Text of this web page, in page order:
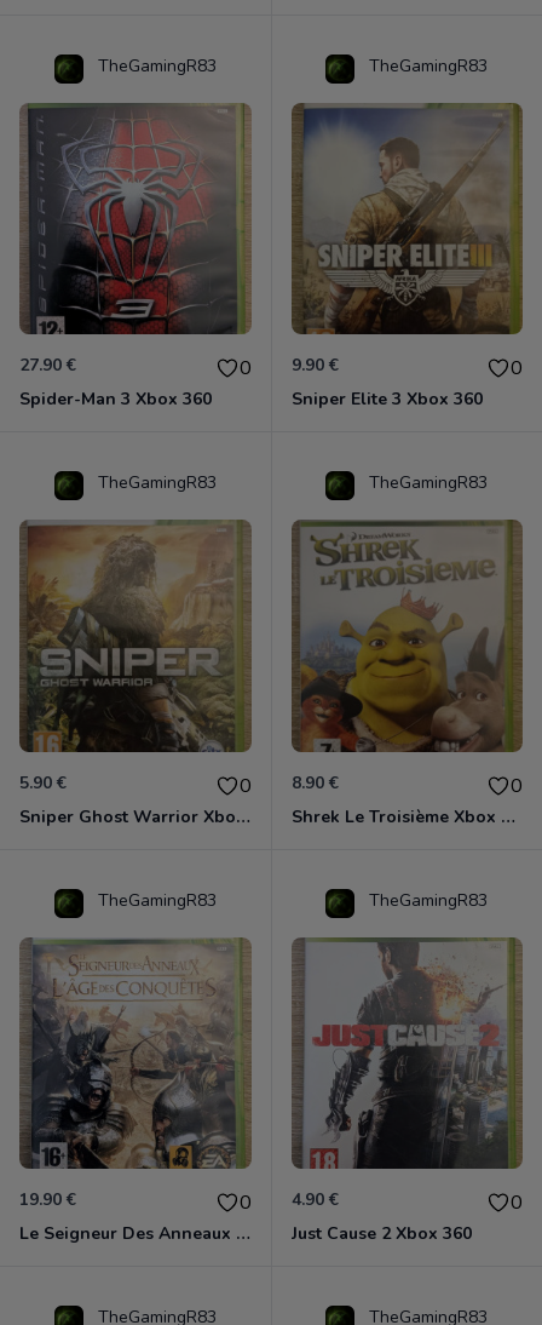
TheGamingR83
27.90 € 0
Spider-Man 3 Xbox 360
TheGamingR83
9.90 € 0
Sniper Elite 3 Xbox 360
TheGamingR83
5.90 € 0
Sniper Ghost Warrior Xbox 360
TheGamingR83
8.90 € 0
Shrek Le Troisième Xbox 360
TheGamingR83
19.90 € 0
Le Seigneur Des Anneaux - L'âge Des Conquêtes Xbox 360
TheGamingR83
4.90 € 0
Just Cause 2 Xbox 360
TheGamingR83 TheGamingR83